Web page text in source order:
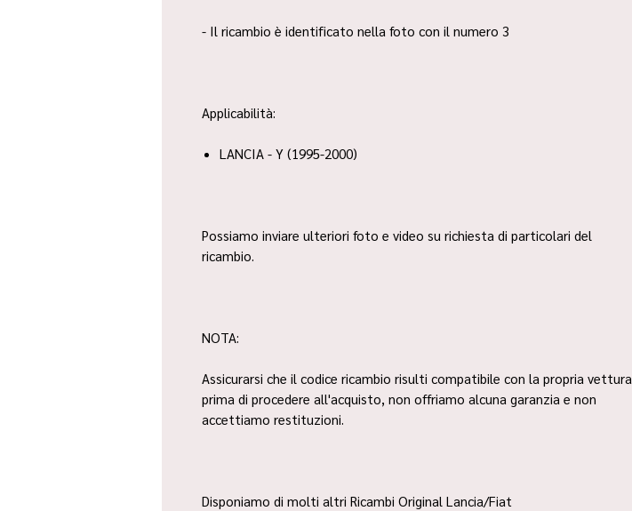
- Il ricambio è identificato nella foto con il numero 3
Applicabilità:
LANCIA - Y (1995-2000)
Possiamo inviare ulteriori foto e video su richiesta di particolari del
ricambio.
NOTA:
Assicurarsi che il codice ricambio risulti compatibile con la propria vettura
prima di procedere all'acquisto, non offriamo alcuna garanzia e non
accettiamo restituzioni.
Disponiamo di molti altri Ricambi Original Lancia/Fiat